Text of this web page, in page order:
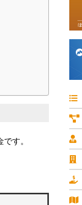
す。